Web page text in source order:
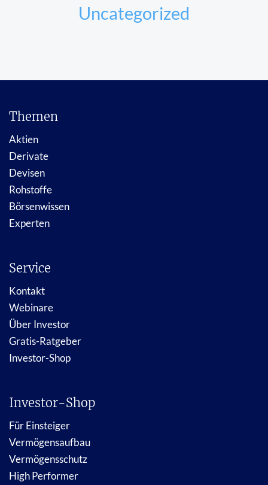
Uncategorized
Themen
Aktien
Derivate
Devisen
Rohstoffe
Börsenwissen
Experten
Service
Kontakt
Webinare
Über Investor
Gratis-Ratgeber
Investor-Shop
Investor-Shop
Für Einsteiger
Vermögensaufbau
Vermögensschutz
High Performer